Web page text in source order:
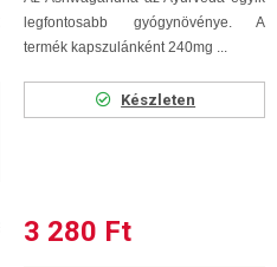
legfontosabb gyógynövénye. A
termék kapszulánként 240mg ...
Készleten
3 280 Ft